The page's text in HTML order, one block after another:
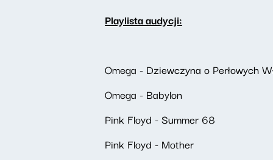
Playlista audycji:
Omega - Dziewczyna o Perłowych
Omega - Babylon
Pink Floyd - Summer 68
Pink Floyd - Mother